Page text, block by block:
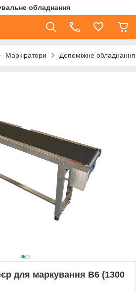
обладнання
Маркіратори Допоміжне обладнання
для маркування B6 (1300